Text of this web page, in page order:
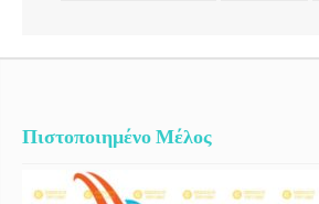
Πιστοποιημένο Μέλος